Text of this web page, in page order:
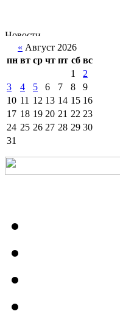
« Август 2026
пн вт ср чт пт сб вс
1
2
3
4 5 6 7 8
9
10 11 12 13 14 15 16
17 18 19 20 21 22 23
24 25 26 27 28 29 30
31